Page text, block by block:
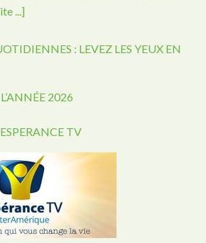
...]
: LEVEZ LES YEUX EN
2026
TV